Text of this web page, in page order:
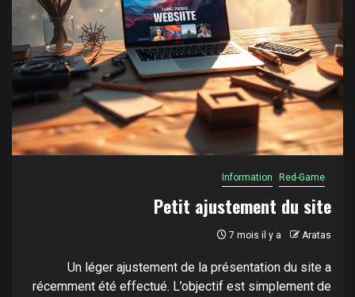
Information Red-Game
Petit ajustement du site
7 mois il y a Aratas
Un léger ajustement de la présentation du site a
récemment été effectué. L’objectif est simplement de